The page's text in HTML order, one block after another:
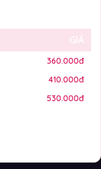
GIÁ
360.000đ
410.000đ
530.000đ